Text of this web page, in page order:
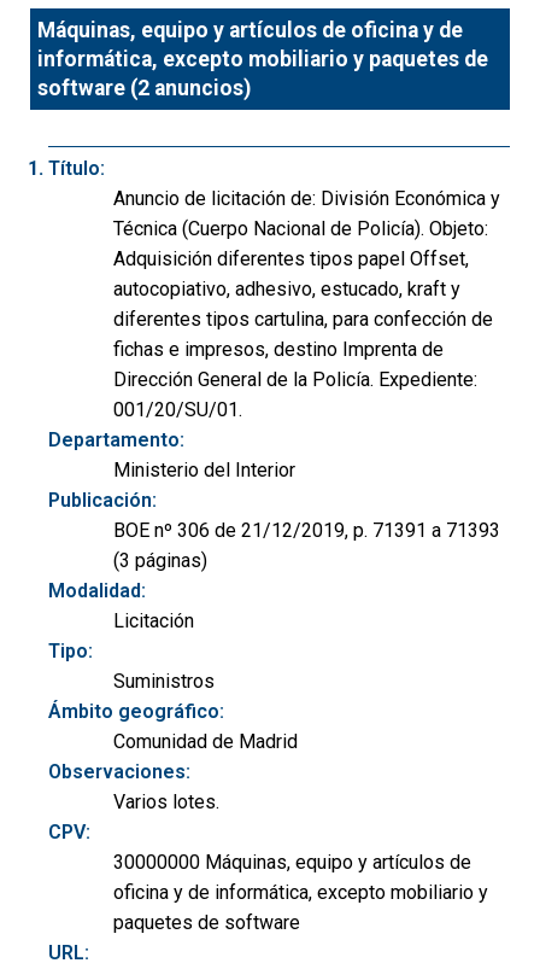
Máquinas, equipo y artículos de oficina y de
informática, excepto mobiliario y paquetes de
software (2 anuncios)
Título:
Anuncio de licitación de: División Económica y
Técnica (Cuerpo Nacional de Policía). Objeto:
Adquisición diferentes tipos papel Offset,
autocopiativo, adhesivo, estucado, kraft y
diferentes tipos cartulina, para confección de
fichas e impresos, destino Imprenta de
Dirección General de la Policía. Expediente:
001/20/SU/01.
Departamento:
Ministerio del Interior
Publicación:
BOE nº 306 de 21/12/2019, p. 71391 a 71393
(3 páginas)
Modalidad:
Licitación
Tipo:
Suministros
Ámbito geográfico:
Comunidad de Madrid
Observaciones:
Varios lotes.
CPV:
30000000 Máquinas, equipo y artículos de
oficina y de informática, excepto mobiliario y
paquetes de software
URL: